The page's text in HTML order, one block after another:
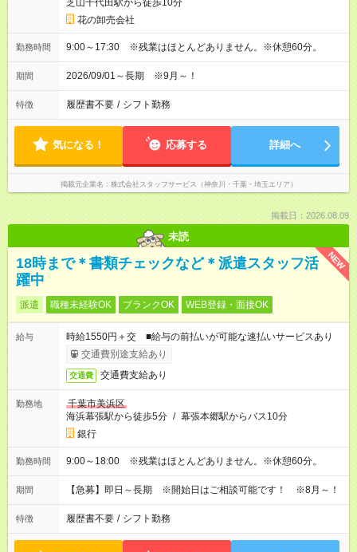
芝山千代田駅から徒歩10分
花の卸売会社
勤務時間 9:00～17:30 ※残業はほとんどありません。※休憩60分。
期間 2026/09/01～長期 ※9月～！
特徴 履歴書不要 / シフト勤務
気になる！ 応募する 詳細へ
掲載元企業名 株式会社スタッフサービス（神奈川・千葉・埼玉エリア）
掲載日：2026.08.09
未読
NEW
18時まで＊書類チェックなど＊派遣スタッフ活
躍中
派遣 職種未経験OK ブランクOK WEB登録・面接OK
給与
時給1550円＋交 ■給与の前払いが可能な速払いサービスあり
交通費別途支給あり
交通費 交通費支給あり
勤務地
千葉市美浜区
海浜幕張駅から徒歩5分 / 幕張本郷駅からバス10分
銀行
勤務時間 9:00～18:00 ※残業はほとんどありません。※休憩60分。
期間 【急募】即日～長期 ※開始日はご相談可能です！ ※8月～！
特徴 履歴書不要 / シフト勤務